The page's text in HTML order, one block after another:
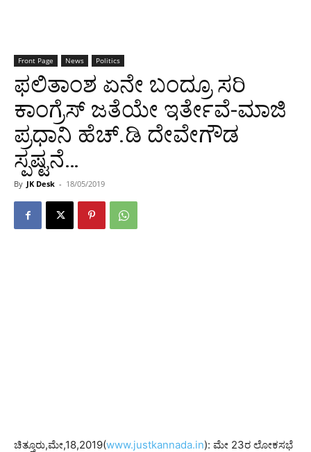
Front Page News Politics
ಫಲಿತಾಂಶ ಏನೇ ಬಂದ್ರೂ ಸರಿ
ಕಾಂಗ್ರೆಸ್ ಜತೆಯೇ ಇರ್ತೇವೆ-ಮಾಜಿ
ಪ್ರಧಾನಿ ಹೆಚ್.ಡಿ ದೇವೇಗೌಡ
ಸ್ಪಷ್ಟನೆ…
By JK Desk - 18/05/2019
ಚಿತ್ತೂರು,ಮೇ,18,2019(www.justkannada.in): ಮೇ 23ರ ಲೋಕಸಭೆ